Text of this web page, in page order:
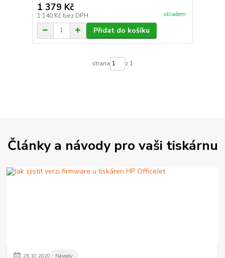
1 379 Kč
1 140 Kč bez DPH skladem
Přidat do košíku
strana z 1
Články a návody pro vaši tiskárnu
26.10.2020 Návody